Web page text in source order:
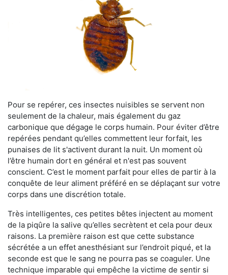
Pour se repérer, ces insectes nuisibles se servent non
seulement de la chaleur, mais également du gaz
carbonique que dégage le corps humain. Pour éviter d’être
repérées pendant qu’elles commettent leur forfait, les
punaises de lit s'activent durant la nuit. Un moment où
l’être humain dort en général et n'est pas souvent
conscient. C’est le moment parfait pour elles de partir à la
conquête de leur aliment préféré en se déplaçant sur votre
corps dans une discrétion totale.
Très intelligentes, ces petites bêtes injectent au moment
de la piqûre la salive qu’elles secrètent et cela pour deux
raisons. La première raison est que cette substance
sécrétée a un effet anesthésiant sur l’endroit piqué, et la
seconde est que le sang ne pourra pas se coaguler. Une
technique imparable qui empêche la victime de sentir si